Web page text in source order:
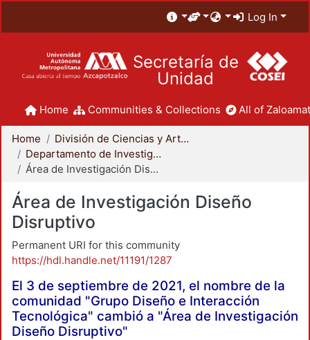
Log In
Secretaría de
Unidad
Home Communities & Collections All of
Home
División de Ciencias y Artes para el Diseño
Departamento de Investigación y Conocimiento para el Diseño
Área de Investigación Diseño Disruptivo
Área de Investigación Diseño
Disruptivo
Permanent URI for this community
https://hdl.handle.net/11191/1287
El 3 de septiembre de 2021, el nombre de la
comunidad "Grupo Diseño e Interacción
Tecnológica" cambió a "Área de Investigación
Diseño Disruptivo"